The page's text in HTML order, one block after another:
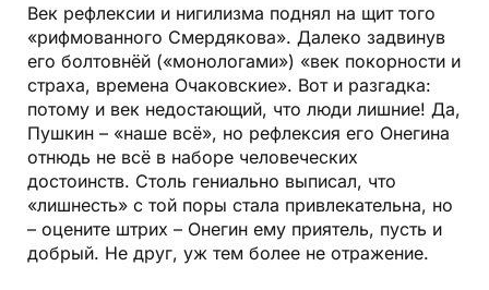
Век рефлексии и нигилизма поднял на щит того
«рифмованного Смердякова». Далеко задвинув
его болтовнёй («монологами») «век покорности и
страха, времена Очаковские». Вот и разгадка:
потому и век недостающий, что люди лишние! Да,
Пушкин – «наше всё», но рефлексия его Онегина
отнюдь не всё в наборе человеческих
достоинств. Столь гениально выписал, что
«лишнесть» с той поры стала привлекательна, но
– оцените штрих – Онегин ему приятель, пусть и
добрый. Не друг, уж тем более не отражение.